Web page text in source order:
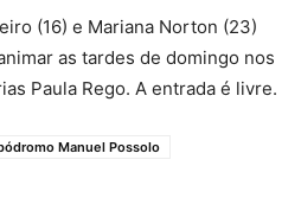
(16) e Mariana Norton (23)
as tardes de domingo nos
Paula Rego. A entrada é livre.
Manuel Possolo